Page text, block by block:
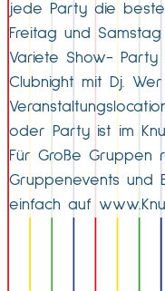
jede Party die beste
Freitag und
Variete Show- Party
Clubnight mit Dj.
oder Party ist im
Für Große Gruppen
Gruppenevents und
einfach auf